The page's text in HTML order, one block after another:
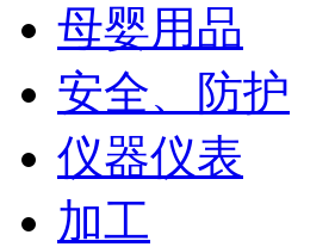
母婴用品
安全、防护
仪器仪表
加工